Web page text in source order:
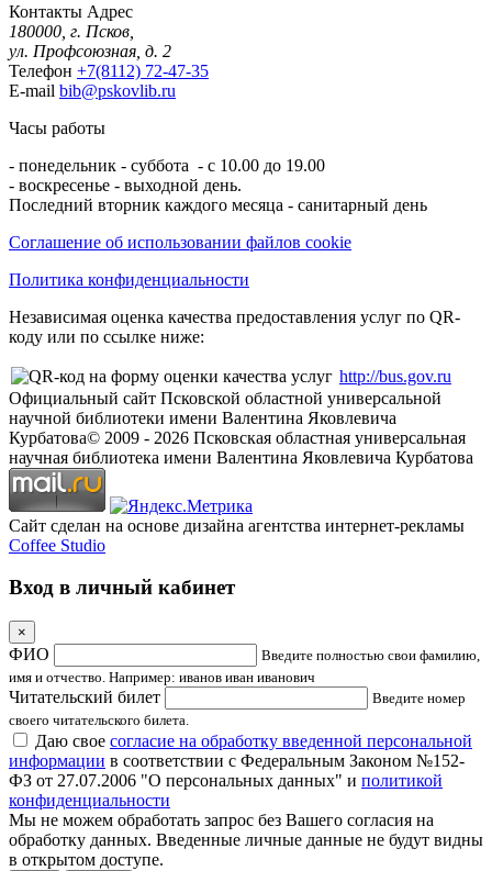
Контакты Адрес
180000, г. Псков,
ул. Профсоюзная, д. 2
Телефон +7(8112) 72-47-35
E-mail bib@pskovlib.ru
Часы работы
- понедельник - суббота - с 10.00 до 19.00
- воскресенье - выходной день.
Последний вторник каждого месяца - санитарный день
Соглашение об использовании файлов cookie
Политика конфиденциальности
Независимая оценка качества предоставления услуг по QR-
коду или по ссылке ниже:
http://bus.gov.ru
Официальный сайт Псковской областной универсальной
научной библиотеки имени Валентина Яковлевича
Курбатова© 2009 - 2026 Псковская областная универсальная
научная библиотека имени Валентина Яковлевича Курбатова
Сайт сделан на основе дизайна агентства интернет-рекламы
Coffee Studio
Вход в личный кабинет
×
ФИО
Введите полностью свои фамилию,
имя и отчество. Например: иванов иван иванович
Читательский билет
Введите номер
своего читательского билета.
Даю свое согласие на обработку введенной персональной
информации в соответствии с Федеральным Законом №152-
ФЗ от 27.07.2006 "О персональных данных" и политикой
конфиденциальности
Мы не можем обработать запрос без Вашего согласия на
обработку данных. Введенные личные данные не будут видны
в открытом доступе.